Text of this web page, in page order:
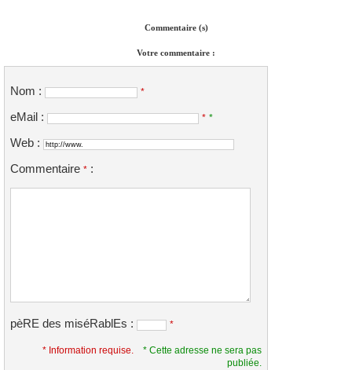
Commentaire (s)
Votre commentaire :
Nom : *
eMail : * *
Web :
Commentaire * :
pèRE des miséRablEs : *
* Information requise.
* Cette adresse ne sera pas
publiée.